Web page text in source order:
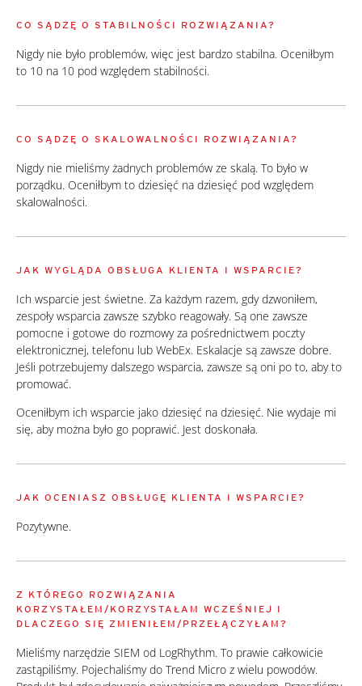
CO SĄDZĘ O STABILNOŚCI ROZWIĄZANIA?
Nigdy nie było problemów, więc jest bardzo stabilna. Oceniłbym
to 10 na 10 pod względem stabilności.
CO SĄDZĘ O SKALOWALNOŚCI ROZWIĄZANIA?
Nigdy nie mieliśmy żadnych problemów ze skalą. To było w
porządku. Oceniłbym to dziesięć na dziesięć pod względem
skalowalności.
JAK WYGLĄDA OBSŁUGA KLIENTA I WSPARCIE?
Ich wsparcie jest świetne. Za każdym razem, gdy dzwoniłem,
zespoły wsparcia zawsze szybko reagowały. Są one zawsze
pomocne i gotowe do rozmowy za pośrednictwem poczty
elektronicznej, telefonu lub WebEx. Eskalacje są zawsze dobre.
Jeśli potrzebujemy dalszego wsparcia, zawsze są oni po to, aby to
promować.
Oceniłbym ich wsparcie jako dziesięć na dziesięć. Nie wydaje mi
się, aby można było go poprawić. Jest doskonała.
JAK OCENIASZ OBSŁUGĘ KLIENTA I WSPARCIE?
Pozytywne.
Z KTÓREGO ROZWIĄZANIA
KORZYSTAŁEM/KORZYSTAŁAM WCZEŚNIEJ I
DLACZEGO SIĘ ZMIENIŁEM/PRZEŁĄCZYŁAM?
Mieliśmy narzędzie SIEM od LogRhythm. To prawie całkowicie
zastąpiliśmy. Pojechaliśmy do Trend Micro z wielu powodów.